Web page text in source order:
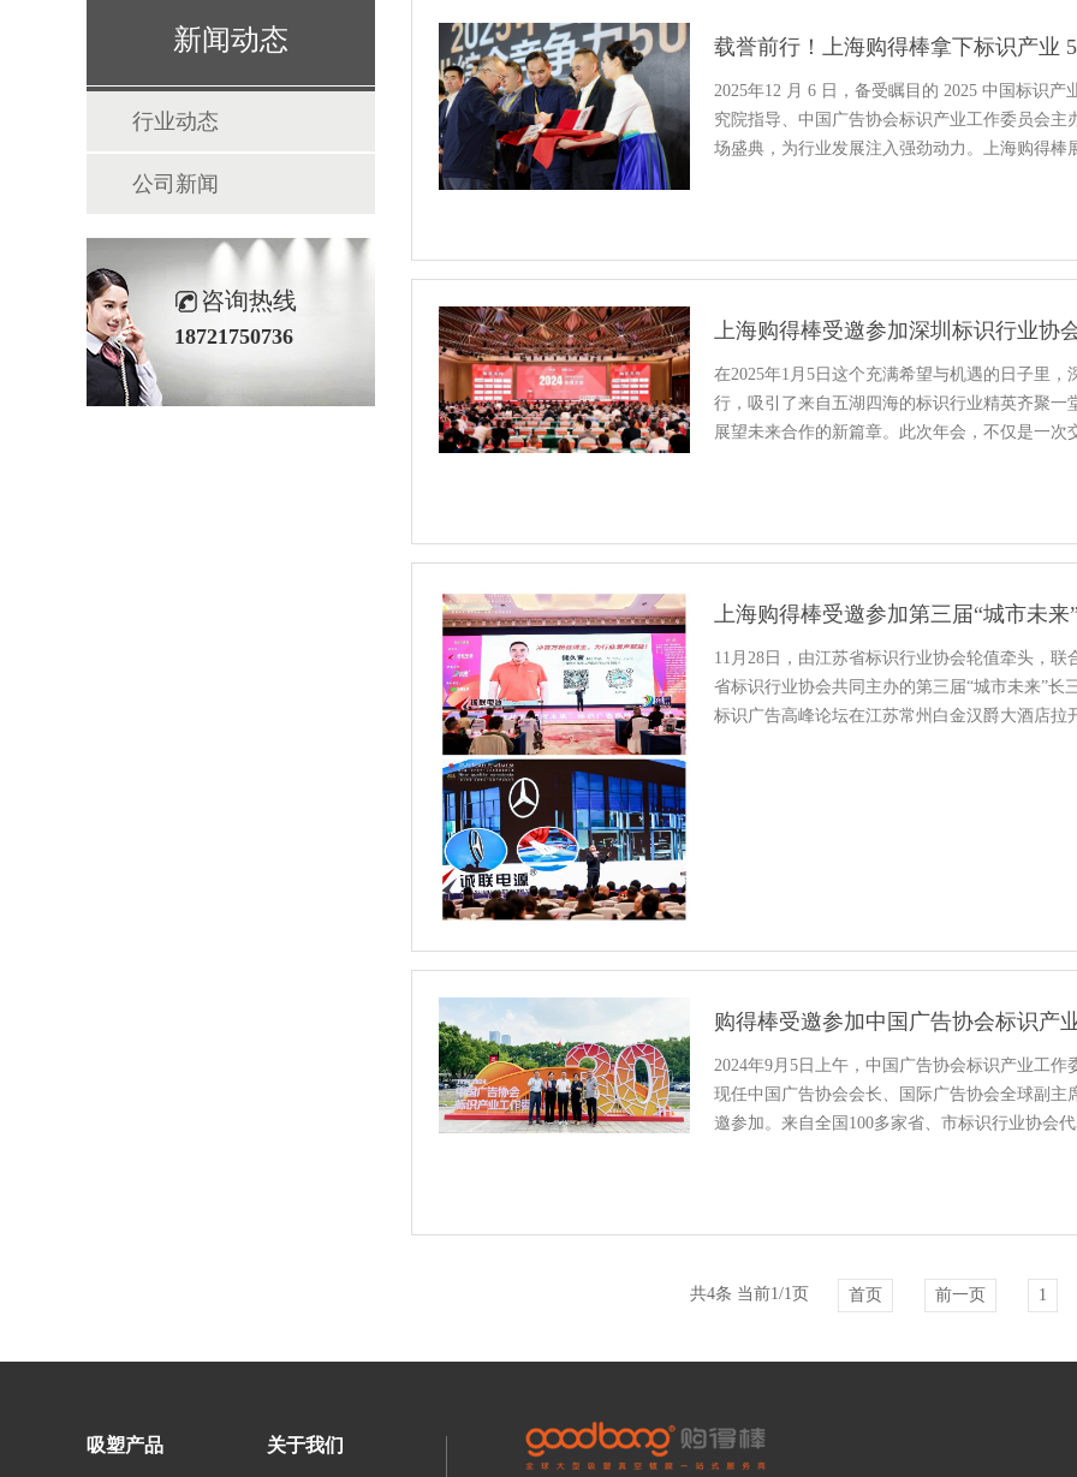
新闻动态
行业动态
公司新闻
咨询热线
18721750736
2025年12 月 6 日，备受瞩目的 2025 中国标识
究院指导、中国广告协会标识产业工作委员会
场盛典，为行业发展注入强劲动力。上海购得
上海购得棒受邀参加深圳标识行业协
在2025年1月5日这个充满希望与机遇的日子里
行，吸引了来自五湖四海的标识行业精英齐聚
展望未来合作的新篇章。此次年会，不仅是一
11月28日，由江苏省标识行业协会轮值牵头，
省标识行业协会共同主办的第三届“城市未来”长
标识广告高峰论坛在江苏常州白金汉爵大酒店
购得棒受邀参加中国广告协会标识产
2024年9月5日上午，中国广告协会标识产业工
现任中国广告协会会长、国际广告协会全球副
邀参加。来自全国100多家省、市标识行业协会
共4条 当前1/1页 首页 前一页 1
吸塑产品 关于我们